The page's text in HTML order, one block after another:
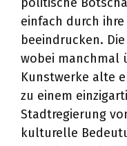
einfach durch
beeindrucken.
wobei manchmal
Kunstwerke alte
zu einem
Stadtregierung
kulturelle